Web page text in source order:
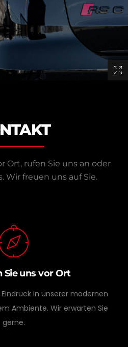
Ort, rufen Sie uns an oder
Wir freuen uns auf Sie.
Sie uns vor Ort
in unserer modernen
Ambiente. Wir erwarten Sie
gerne.